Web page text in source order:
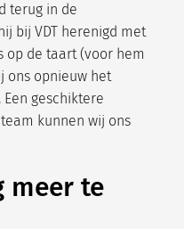
terug in de
bij VDT herenigd met
op de taart (voor hem
ons opnieuw het
geschiktere
kunnen wij ons
meer te